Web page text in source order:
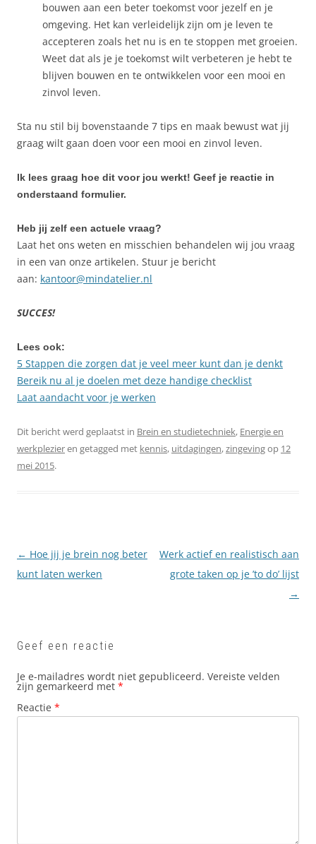
bouwen aan een beter toekomst voor jezelf en je
omgeving. Het kan verleidelijk zijn om je leven te
accepteren zoals het nu is en te stoppen met groeien.
Weet dat als je je toekomst wilt verbeteren je hebt te
blijven bouwen en te ontwikkelen voor een mooi en
zinvol leven.
Sta nu stil bij bovenstaande 7 tips en maak bewust wat jij
graag wilt gaan doen voor een mooi en zinvol leven.
Ik lees graag hoe dit voor jou werkt! Geef je reactie in
onderstaand formulier.
Heb jij zelf een actuele vraag?
Laat het ons weten en misschien behandelen wij jou vraag
in een van onze artikelen. Stuur je bericht
aan: kantoor@mindatelier.nl
SUCCES!
Lees ook:
5 Stappen die zorgen dat je veel meer kunt dan je denkt
Bereik nu al je doelen met deze handige checklist
Laat aandacht voor je werken
Dit bericht werd geplaatst in Brein en studietechniek, Energie en
werkplezieren getagged met kennis, uitdagingen,zingevingop 12
mei 2015.
Berichtnavigatie
← Hoe jij je brein nog beter
kunt laten werken
Werk actief en realistisch aan
grote taken op je ’to do’ lijst
→
Geef een reactie
Je e-mailadres wordt niet gepubliceerd. Vereiste velden
zijn gemarkeerd met *
Reactie *